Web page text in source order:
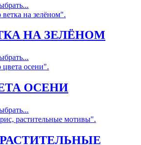
НА ЗЕЛЁНОМ
ОСЕНИ